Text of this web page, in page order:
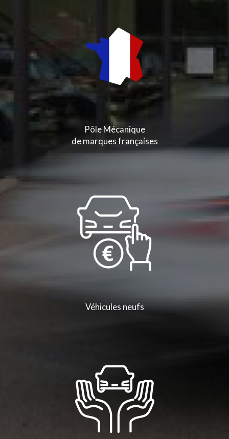
Pôle Mécanique
de marques françaises
Véhicules neufs